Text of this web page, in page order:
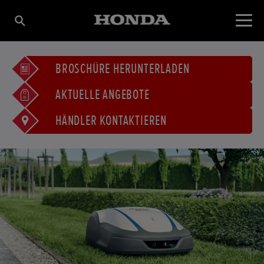
BROSCHÜRE HERUNTERLADEN
AKTUELLE ANGEBOTE
HÄNDLER KONTAKTIEREN